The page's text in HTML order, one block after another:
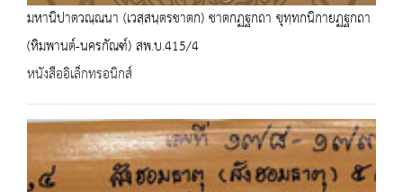
มหานิปาตวณฺณนา (เวสฺสนฺตรชาตก) ชาตกฏฐกถา ขุทฺทกนิกายฏฐกถา
(หิมพานต์-นครกัณฑ์) สพ.บ.415/4
หนังสืออิเล็กทรอนิกส์